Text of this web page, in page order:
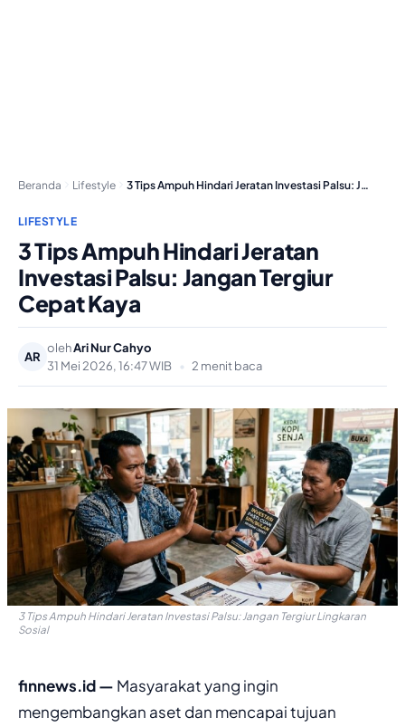
Beranda Lifestyle 3 Tips Ampuh Hindari Jeratan Investasi Palsu: Jangan…
LIFESTYLE
3 Tips Ampuh Hindari Jeratan
Investasi Palsu: Jangan Tergiur
Cepat Kaya
AR
olehAri Nur Cahyo
31 Mei 2026, 16:47 WIB
• 2 menit baca
3 Tips Ampuh Hindari Jeratan Investasi Palsu: Jangan Tergiur Lingkaran
Sosial
finnews.id — Masyarakat yang ingin
mengembangkan aset dan mencapai tujuan